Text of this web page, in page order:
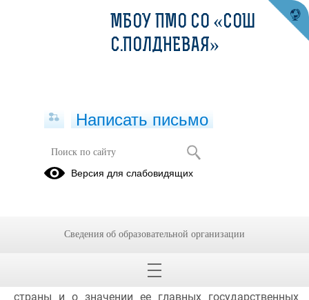
9 День - День России
прошел под названием "День России". В этот день
для ребят игру по станциям. Во время игры ребята
узнали много нового об истории нашей великой
страны и о значении ее главных государственных
МБОУ ПМО СО «СОШ
С.ПОЛДНЕВАЯ»
Написать письмо
Версия для слабовидящих
Сведения об образовательной организации